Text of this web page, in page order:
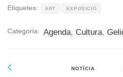
Etiquetes: ART EXPOSICIÓ
Categoria: Agenda, Cultura,
NOTÍCIA